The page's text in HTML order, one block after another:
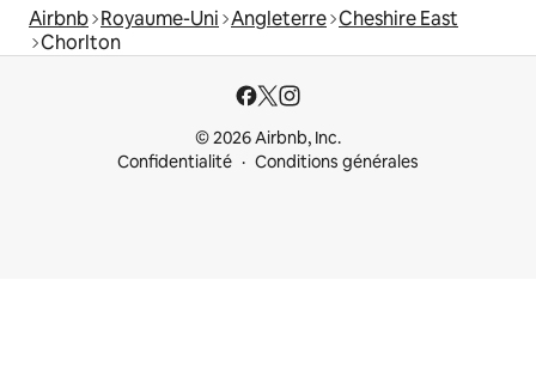
Airbnb Royaume-Uni Angleterre Cheshire East
Chorlton
© 2026 Airbnb, Inc.
Confidentialité
Conditions générales